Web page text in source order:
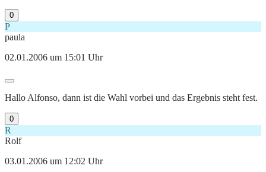
0
P
paula
02.01.2006 um 15:01 Uhr
Hallo Alfonso, dann ist die Wahl vorbei und das Ergebnis steht fest.
0
R
Rolf
03.01.2006 um 12:02 Uhr